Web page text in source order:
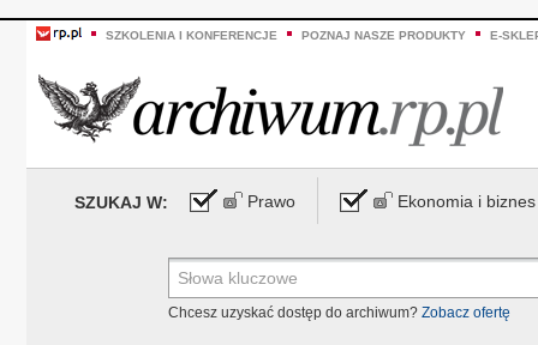
SZKOLENIA I KONFERENCJE POZNAJ NASZE PRODUKTY E-
SZUKAJ W: Prawo Ekonomia i biznes
Chcesz uzyskać dostęp do archiwum? Zobacz ofertę